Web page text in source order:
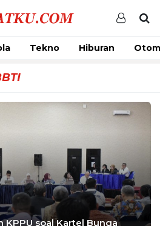
Tekno Hiburan
KPPU soal Kartel Bunga